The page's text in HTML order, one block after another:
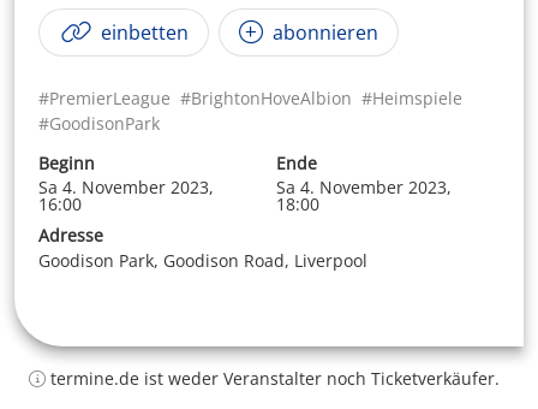
einbetten abonnieren
#PremierLeague #BrightonHoveAlbion #Heimspiele
#GoodisonPark
Beginn
Sa 4. November 2023,
16:00
Ende
Sa 4. November 2023,
18:00
Adresse
Goodison Park, Goodison Road, Liverpool
termine.de ist weder Veranstalter noch Ticketverkäufer.